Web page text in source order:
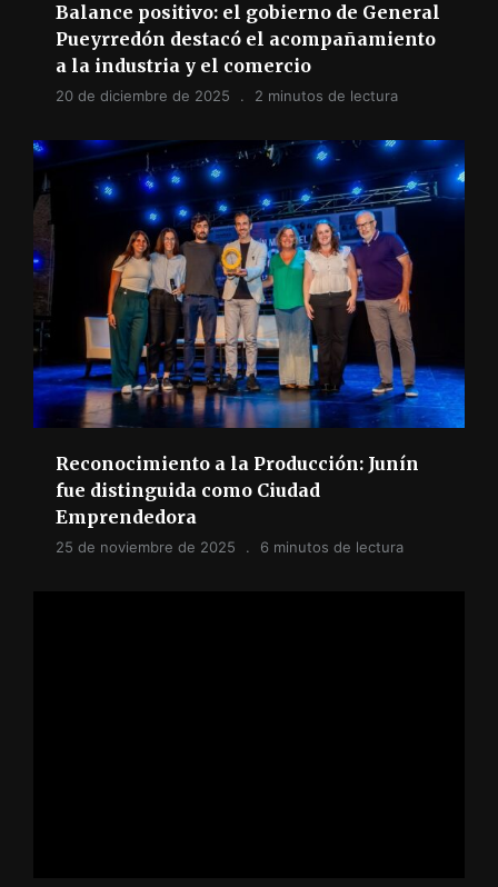
Balance positivo: el gobierno de General
Pueyrredón destacó el acompañamiento
a la industria y el comercio
20 de diciembre de 2025 2 minutos de lectura
Reconocimiento a la Producción: Junín
fue distinguida como Ciudad
Emprendedora
25 de noviembre de 2025 6 minutos de lectura